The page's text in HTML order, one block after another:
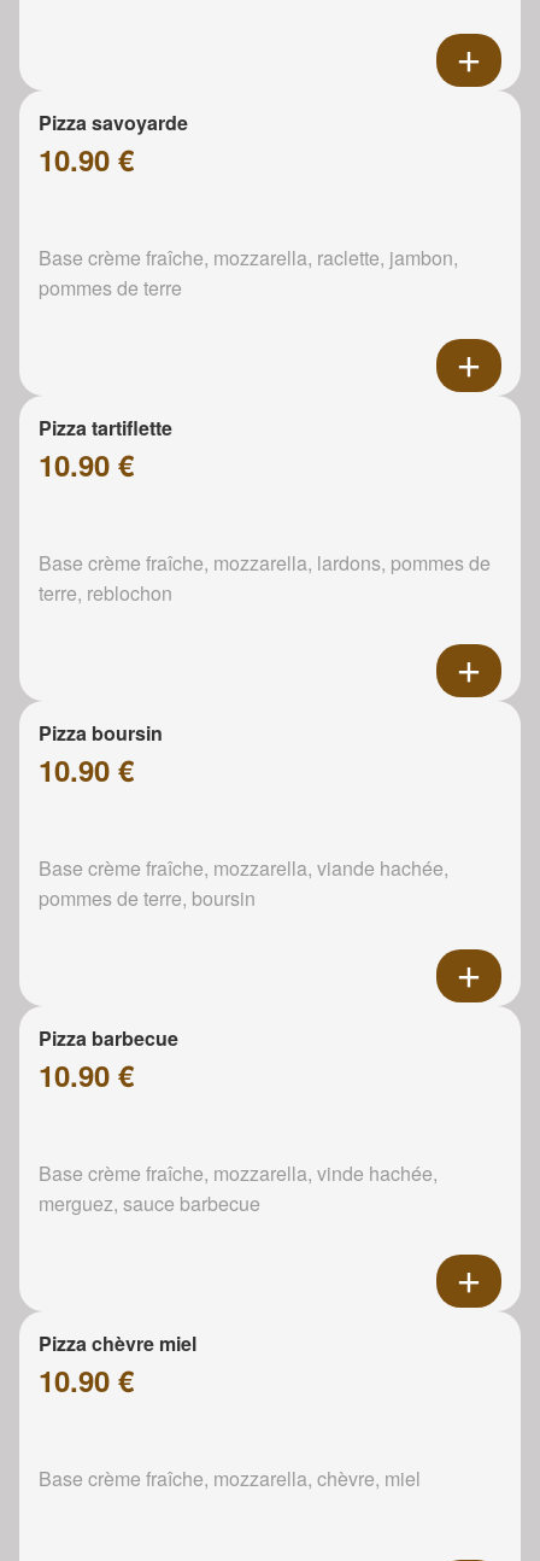
Pizza savoyarde
10.90 €
Base crème fraîche, mozzarella, raclette, jambon,
pommes de terre
Pizza tartiflette
10.90 €
Base crème fraîche, mozzarella, lardons, pommes de
terre, reblochon
Pizza boursin
10.90 €
Base crème fraîche, mozzarella, viande hachée,
pommes de terre, boursin
Pizza barbecue
10.90 €
Base crème fraîche, mozzarella, vinde hachée,
merguez, sauce barbecue
Pizza chèvre miel
10.90 €
Base crème fraîche, mozzarella, chèvre, miel